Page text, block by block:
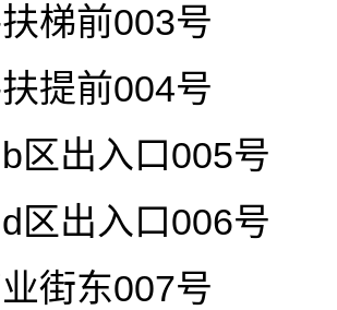
梯前003号
提前004号
区出入口005号
区出入口006号
街东007号